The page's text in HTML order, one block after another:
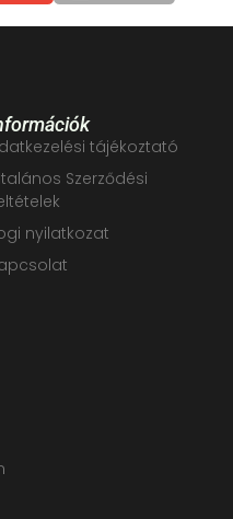
tájékoztató
Szerződési
nyilatkozat